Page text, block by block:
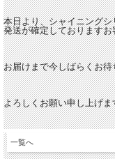
本日より、シャイニング
発送が確定しております
お届けまで今しばらくお
よろしくお願い申し上げま
一覧へ